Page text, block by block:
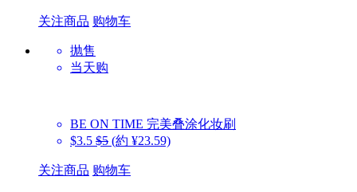
关注商品 购物车
抛售
当天购
BE ON TIME 完美叠涂化妆刷
$3.5 $5 (約 ¥23.59)
关注商品 购物车